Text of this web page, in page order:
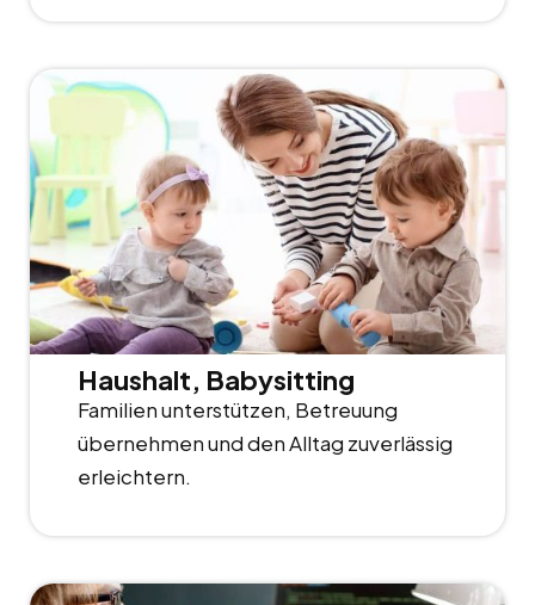
Haushalt, Babysitting
Familien unterstützen, Betreuung
übernehmen und den Alltag zuverlässig
erleichtern.